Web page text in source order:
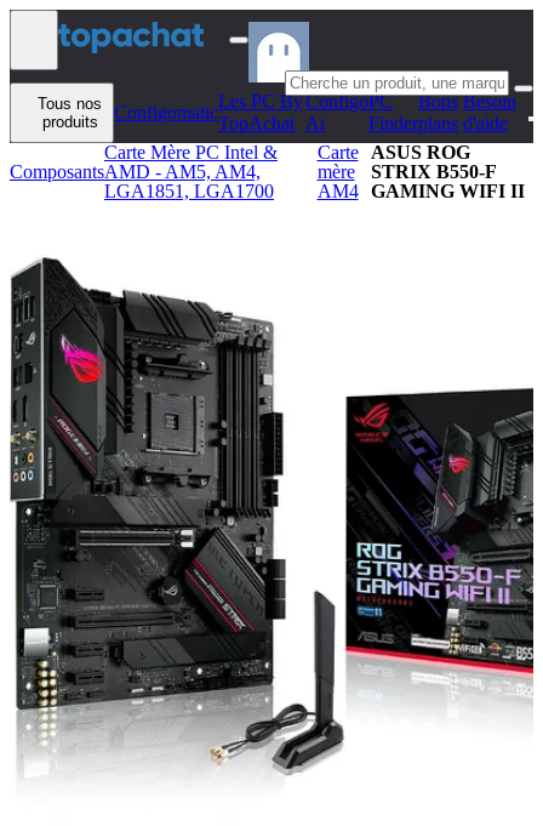
Aller au contenu
Tous nos
produits
Configomatic
Les PC By
TopAchat
Configo
Ai
PC
Finder
Bons
plans
Besoin
d'aide
Composants
Carte Mère PC Intel &
AMD - AM5, AM4,
LGA1851, LGA1700
Carte
mère
AM4
ASUS ROG
STRIX B550-F
GAMING WIFI II